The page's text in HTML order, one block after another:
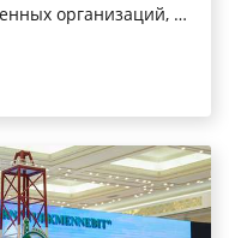
организаций, …